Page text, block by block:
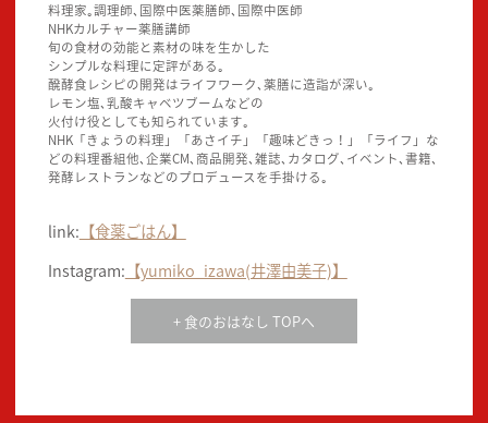
料理家｡調理師､国際中医薬膳師､国際中医師
NHKカルチャー薬膳講師
旬の食材の効能と素材の味を生かした
シンプルな料理に定評がある｡
醗酵食レシピの開発はライフワーク､薬膳に造詣が深い｡
レモン塩､乳酸キャベツブームなどの
火付け役としても知られています｡
NHK「きょうの料理」「あさイチ」「趣味どきっ！」「ライフ」な
どの料理番組他､企業CM､商品開発､雑誌､カタログ､イベント､書籍､
発酵レストランなどのプロデュースを手掛ける｡
link: 【食薬ごはん】
Instagram: 【yumiko_izawa(井澤由美子)】
+ 食のおはなし TOPへ